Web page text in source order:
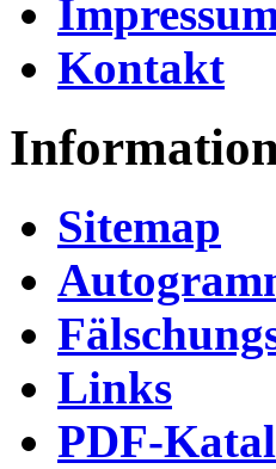
Kontakt
Sitemap
Links
PDF-